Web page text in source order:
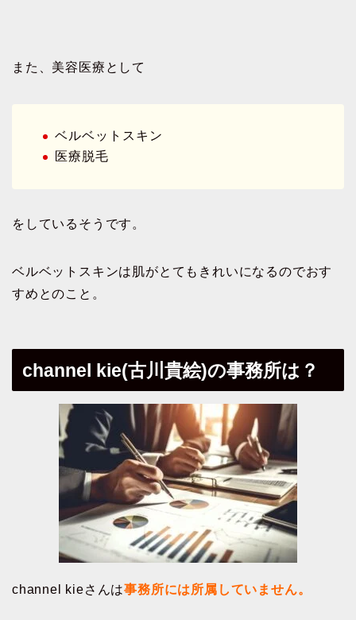
また、美容医療として
ベルベットスキン
医療脱毛
をしているそうです。
ベルベットスキンは肌がとてもきれいになるのでおす
すめとのこと。
channel kie(古川貴絵)の事務所は？
channel kieさんは事務所には所属していません。